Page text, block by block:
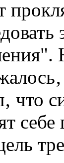
что
себе